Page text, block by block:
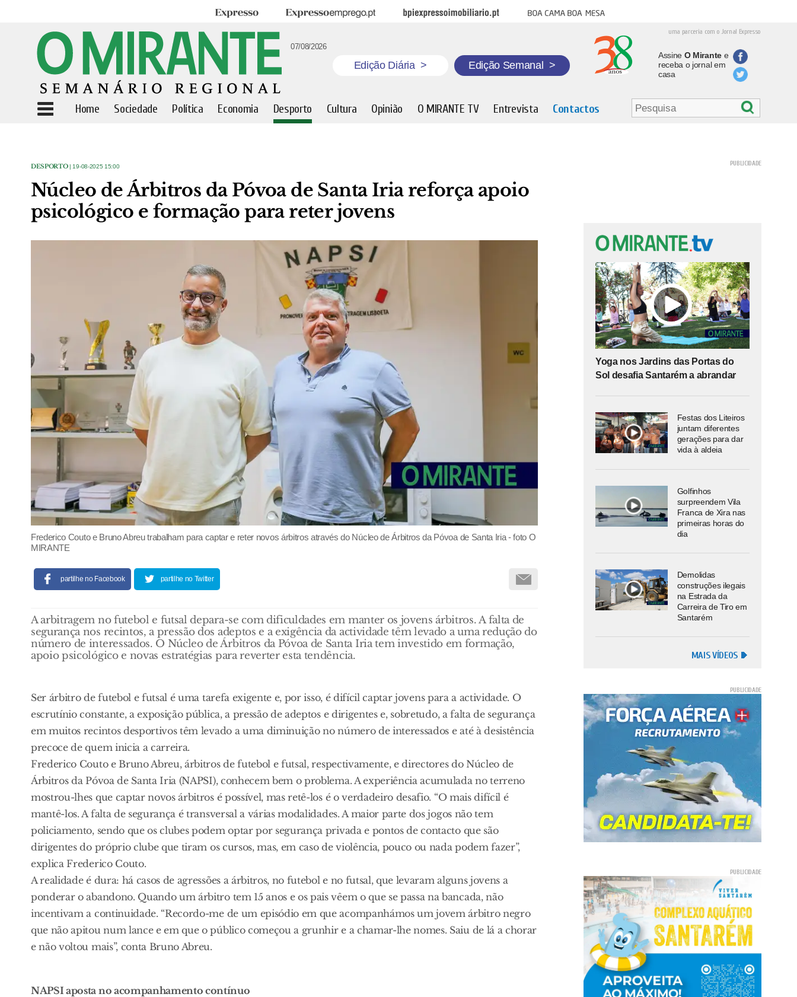
Expresso Expresso Emprego BPI Expresso Imobiliário Boa cama boa mesa
uma parceria com o Jornal Expresso
07/08/2026
Edição Diária > Edição Semanal >
Assine O Mirantee
receba o jornal em
casa
Home Sociedade Política Economia Desporto Cultura Opinião O MIRANTE TV Entrevista Contactos
DESPORTO| 19-08-2025 15:00
Núcleo de Árbitros da Póvoa de Santa Iria reforça apoio
psicológico e formação para reter jovens
Frederico Couto e Bruno Abreu trabalham para captar e reter novos árbitros através do Núcleo de Árbitros da Póvoa de Santa Iria - foto O
MIRANTE
partilhe no Facebook partilhe no Twitter
A arbitragem no futebol e futsal depara-se com dificuldades em manter os jovens árbitros. A falta de
segurança nos recintos, a pressão dos adeptos e a exigência da actividade têm levado a uma redução do
número de interessados. O Núcleo de Árbitros da Póvoa de Santa Iria tem investido em formação,
apoio psicológico e novas estratégias para reverter esta tendência.
Ser árbitro de futebol e futsal é uma tarefa exigente e, por isso, é difícil captar jovens para a actividade. O
escrutínio constante, a exposição pública, a pressão de adeptos e dirigentes e, sobretudo, a falta de segurança
em muitos recintos desportivos têm levado a uma diminuição no número de interessados e até à desistência
precoce de quem inicia a carreira.
Frederico Couto e Bruno Abreu, árbitros de futebol e futsal, respectivamente, e directores do Núcleo de
Árbitros da Póvoa de Santa Iria (NAPSI), conhecem bem o problema. A experiência acumulada no terreno
mostrou-lhes que captar novos árbitros é possível, mas retê-los é o verdadeiro desafio. “O mais difícil é
mantê-los. A falta de segurança é transversal a várias modalidades. A maior parte dos jogos não tem
policiamento, sendo que os clubes podem optar por segurança privada e pontos de contacto que são
dirigentes do próprio clube que tiram os cursos, mas, em caso de violência, pouco ou nada podem fazer”,
explica Frederico Couto.
A realidade é dura: há casos de agressões a árbitros, no futebol e no futsal, que levaram alguns jovens a
ponderar o abandono. Quando um árbitro tem 15 anos e os pais vêem o que se passa na bancada, não
incentivam a continuidade. “Recordo-me de um episódio em que acompanhámos um jovem árbitro negro
que não apitou num lance e em que o público começou a grunhir e a chamar-lhe nomes. Saiu de lá a chorar
e não voltou mais”, conta Bruno Abreu.
NAPSI aposta no acompanhamento contínuo
Yoga nos Jardins das Portas do
Sol desafia Santarém a abrandar
Festas dos Liteiros
juntam diferentes
gerações para dar
vida à aldeia
Golfinhos
surpreendem Vila
Franca de Xira nas
primeiras horas do
dia
Demolidas
construções ilegais
na Estrada da
Carreira de Tiro em
Santarém
MAIS VÍDEOS